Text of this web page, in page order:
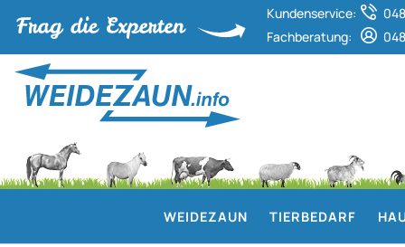
Kundenservice:
Fachberatung:
WEIDEZAUN TIERBEDARF